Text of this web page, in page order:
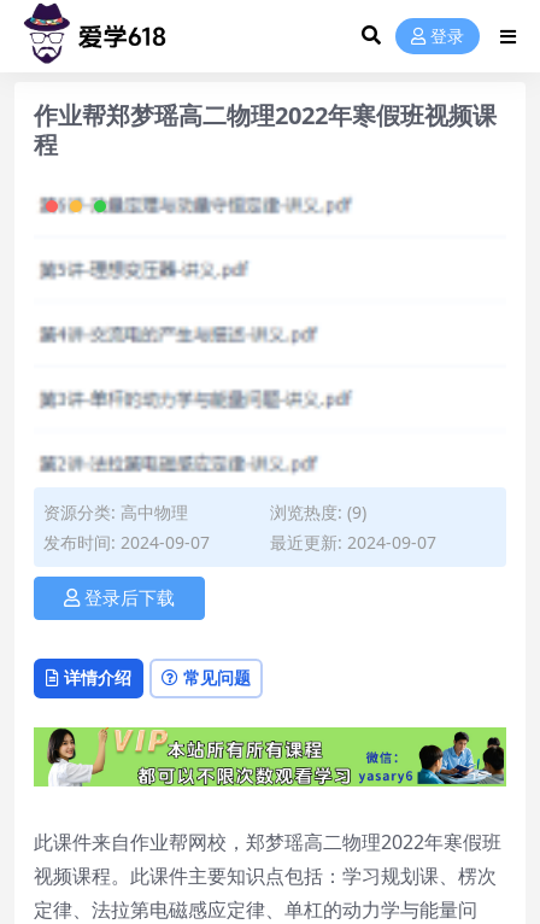
登录
作业帮郑梦瑶高二物理2022年寒假班视频课
程
资源分类: 高中物理
浏览热度: (9)
发布时间: 2024-09-07
最近更新: 2024-09-07
登录后下载
详情介绍 常见问题
此课件来自作业帮网校，郑梦瑶高二物理2022年寒假班
视频课程。此课件主要知识点包括：学习规划课、楞次
定律、法拉第电磁感应定律、单杠的动力学与能量问